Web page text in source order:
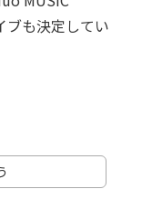
ブも決定してい